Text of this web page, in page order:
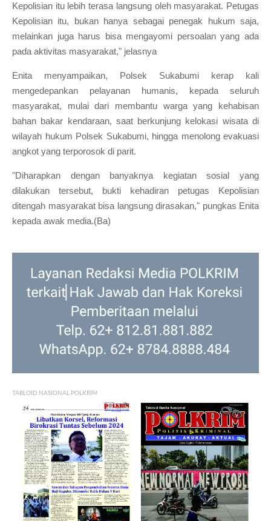
Kepolisian itu lebih terasa langsung oleh masyarakat. Petugas
Kepolisian itu, bukan hanya sebagai penegak hukum saja,
melainkan juga harus bisa mengayomi persoalan yang ada
pada aktivitas masyarakat," jelasnya
Enita menyampaikan, Polsek Sukabumi kerap kali
mengedepankan pelayanan humanis, kepada seluruh
masyarakat, mulai dari membantu warga yang kehabisan
bahan bakar kendaraan, saat berkunjung kelokasi wisata di
wilayah hukum Polsek Sukabumi, hingga menolong evakuasi
angkot yang terporosok di parit.
"Diharapkan dengan banyaknya kegiatan sosial yang
dilakukan tersebut, bukti kehadiran petugas Kepolisian
ditengah masyarakat bisa langsung dirasakan," pungkas Enita
kepada awak media.(Ba)
TABLOID NASIONAL POLKRIM